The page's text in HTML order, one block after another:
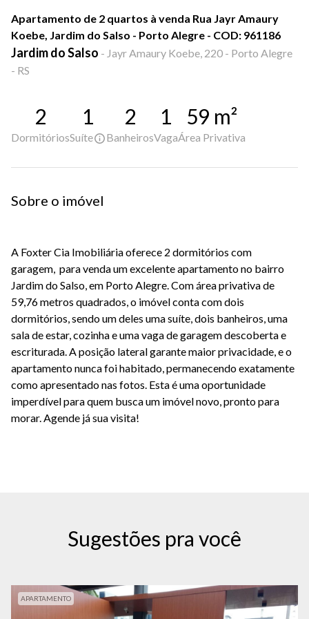
Apartamento de 2 quartos à venda Rua Jayr Amaury
Koebe, Jardim do Salso - Porto Alegre - COD: 961186
Jardim do Salso - Jayr Amaury Koebe, 220 - Porto Alegre
- RS
2
Dormitórios
1
Suíte
2
Banheiros
1
Vaga
59 m²
Área Privativa
Sobre o imóvel
A Foxter Cia Imobiliária oferece 2 dormitórios com
garagem, para venda um excelente apartamento no bairro
Jardim do Salso, em Porto Alegre. Com área privativa de
59,76 metros quadrados, o imóvel conta com dois
dormitórios, sendo um deles uma suíte, dois banheiros, uma
sala de estar, cozinha e uma vaga de garagem descoberta e
escriturada. A posição lateral garante maior privacidade, e o
apartamento nunca foi habitado, permanecendo exatamente
como apresentado nas fotos. Esta é uma oportunidade
imperdível para quem busca um imóvel novo, pronto para
morar. Agende já sua visita!
Sugestões pra você
APARTAMENTO